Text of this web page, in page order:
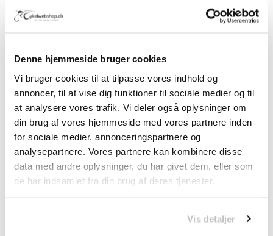
Denne hjemmeside bruger cookies
Vi bruger cookies til at tilpasse vores indhold og
annoncer, til at vise dig funktioner til sociale medier og til
at analysere vores trafik. Vi deler også oplysninger om
din brug af vores hjemmeside med vores partnere inden
for sociale medier, annonceringspartnere og
analysepartnere. Vores partnere kan kombinere disse
data med andre oplysninger, du har givet dem, eller som
de har indsamlet fra din brug af deres tjenester.
Vis detaljer
Skiver: 160/180 centerlås
Derailleur M8100 Langt bur
Diske MT800
Bremser MT8100
Skifter XT
Anmeldelser
Relaterede produkter